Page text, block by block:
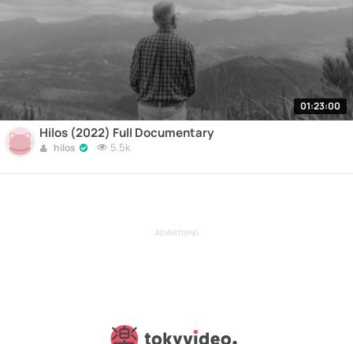
01:23:00
Hilos (2022) Full Documentary
hilos 5.5k
ADVERTISING